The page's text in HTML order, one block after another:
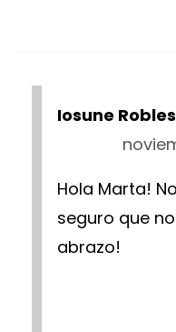
Iosune Robles
Hola Marta!
seguro que
abrazo!